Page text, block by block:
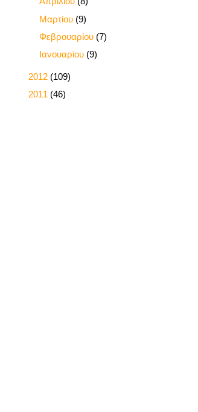
Μαρτίου (9)
Φεβρουαρίου (7)
Ιανουαρίου (9)
2012 (109)
2011 (46)